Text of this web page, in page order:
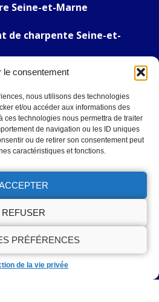
le consentement
nous utilisons des technologies
et/ou accéder aux informations des
ces technologies nous permettra de traiter
de navigation ou les ID uniques
ou de retirer son consentement peut
caractéristiques et fonctions.
REFUSER
PRÉFÉRENCES
de la vie privée
Seine-et-Marne
de charpente Seine-et-
Seine-et-Marne
Seine-et-Marne
Trouver
Jean-les-Deux-Jumeaux
8H - 20H
UN DEVIS